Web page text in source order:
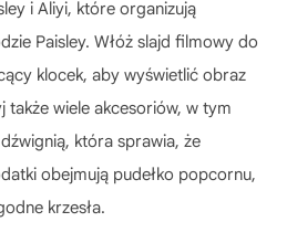
i Aliyi, które organizują
Paisley. Włóż slajd filmowy do
klocek, aby wyświetlić obraz
także wiele akcesoriów, w tym
która sprawia, że
obejmują pudełko popcornu,
krzesła.